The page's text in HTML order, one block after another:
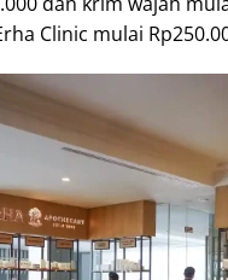
Clinic mulai